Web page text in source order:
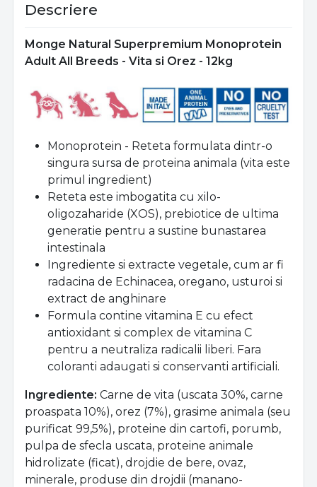
Descriere
Monge Natural Superpremium Monoprotein
Adult All Breeds - Vita si Orez - 12kg
Monoprotein - Reteta formulata dintr-o
singura sursa de proteina animala (vita este
primul ingredient)
Reteta este imbogatita cu xilo-
oligozaharide (XOS), prebiotice de ultima
generatie pentru a sustine bunastarea
intestinala
Ingrediente si extracte vegetale, cum ar fi
radacina de Echinacea, oregano, usturoi si
extract de anghinare
Formula contine vitamina E cu efect
antioxidant si complex de vitamina C
pentru a neutraliza radicalii liberi. Fara
coloranti adaugati si conservanti artificiali.
Ingrediente: Carne de vita (uscata 30%, carne
proaspata 10%), orez (7%), grasime animala (seu
purificat 99,5%), proteine din cartofi, porumb,
pulpa de sfecla uscata, proteine animale
hidrolizate (ficat), drojdie de bere, ovaz,
minerale, produse din drojdii (manano-